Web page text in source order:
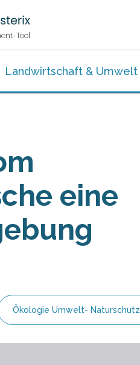
Tool
Landwirtschaft & Umwelt
eine
Ökologie Umwelt- Naturschutz